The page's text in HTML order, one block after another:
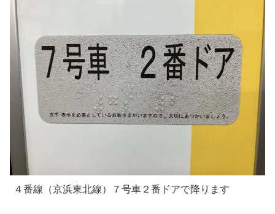
４番線（京浜東北線）７号車２番ドアで降ります